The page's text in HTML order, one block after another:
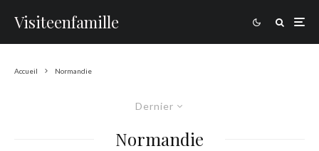
Visiteenfamille
Accueil Normandie
Dernier
Normandie